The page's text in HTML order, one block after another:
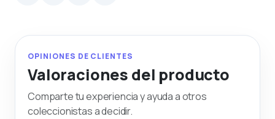
OPINIONES DE CLIENTES
Valoraciones del producto
Comparte tu experiencia y ayuda a otros
coleccionistas a decidir.